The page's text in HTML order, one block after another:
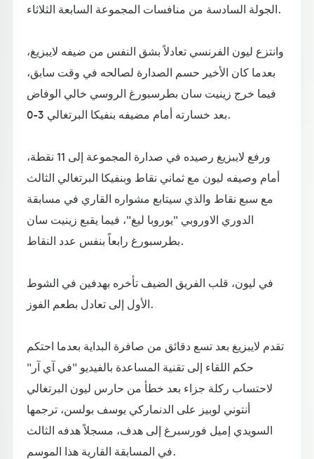
الجولة السادسة من منافسات المجموعة السابعة الثلاثاء.
وانتزع ليون الفرنسي تعادلاً بشق النفس من ضيفه لايبزيغ،
بعدما كان الأخير حسم الصدارة لصالحه في وقت سابق،
فيما خرج زينيت سان بطرسبورغ الروسي خالي الوفاض
بعد خسارته أمام مضيفه بنفيكا البرتغالي 3-0.
ورفع لايبزيغ رصيده في صدارة المجموعة إلى 11 نقطة،
أمام وصيفه ليون مع ثماني نقاط وبنفيكا البرتغالي الثالث
مع سبع نقاط والذي سيتابع مشواره القاري في مسابقة
الدوري الاوروبي "يوروبا ليغ"، فيما يقبع زينيت سان
بطرسبورغ رابعاً بنفس عدد النقاط.
في ليون، قلب الفريق الضيف تأخره بهدفين في الشوط
الأول إلى تعادل بطعم الفوز.
تقدم لايبزيغ بعد تسع دقائق من صافرة البداية بعدما احتكم
حكم اللقاء إلى تقنية المساعدة بالفيديو "في آي آر"
لاحتساب ركلة جزاء بعد خطأ من حارس ليون البرتغالي
أنتوني لوبيز على الدنماركي يوسف بولسن، ترجمها
السويدي إميل فورسبرغ إلى هدف، مسجلاً هدفه الثالث
في المسابقة القارية هذا الموسم.